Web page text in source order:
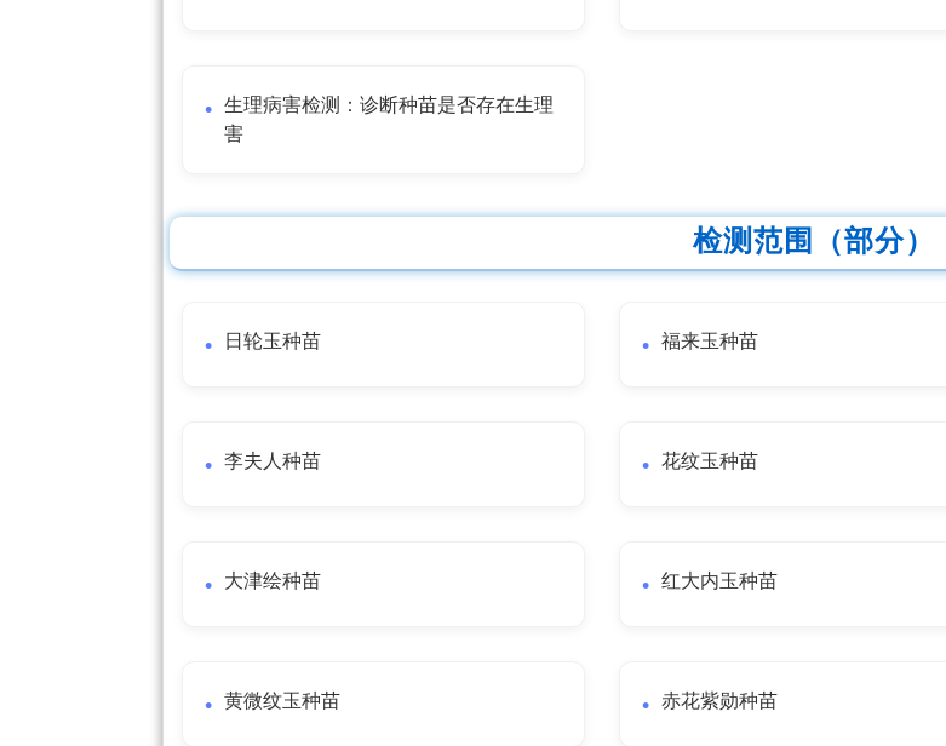
生理病害检测：诊断种苗是否存在生理
害
检测范围（部分）
日轮玉种苗 福来玉种苗
李夫人种苗 花纹玉种苗
大津绘种苗 红大内玉种苗
黄微纹玉种苗 赤花紫勋种苗